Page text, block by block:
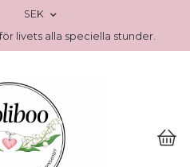
SEK
livets alla speciella stunder.